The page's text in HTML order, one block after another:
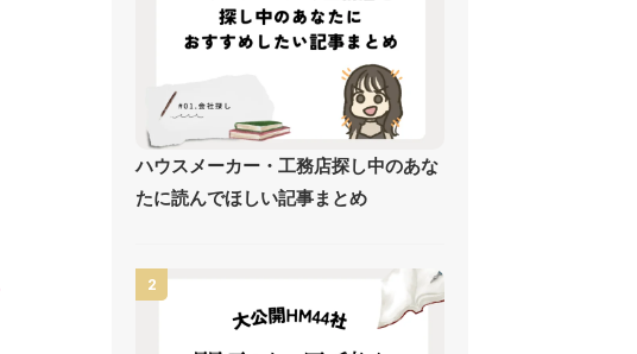
ハウスメーカー・工務店探し中のあな
たに読んでほしい記事まとめ
2